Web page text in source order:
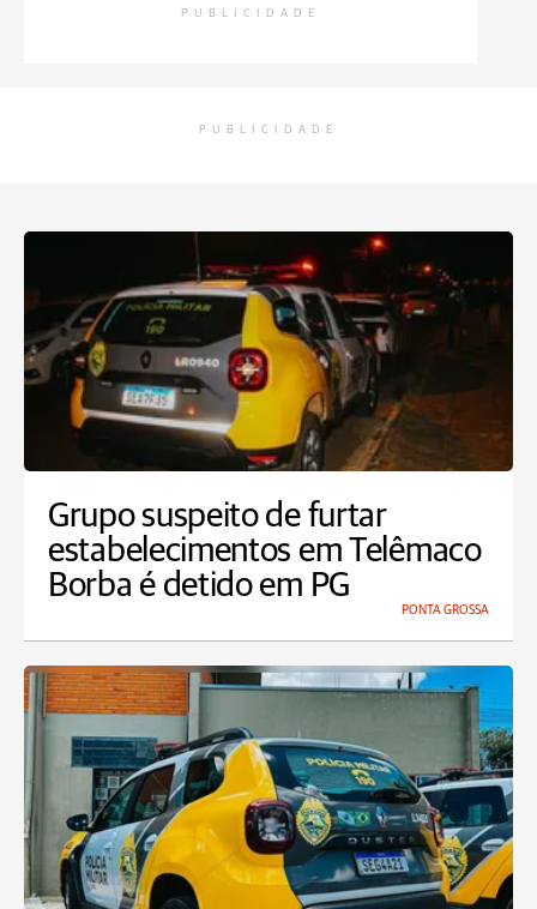
PUBLICIDADE
PUBLICIDADE
Grupo suspeito de furtar
estabelecimentos em Telêmaco
Borba é detido em PG
PONTA GROSSA